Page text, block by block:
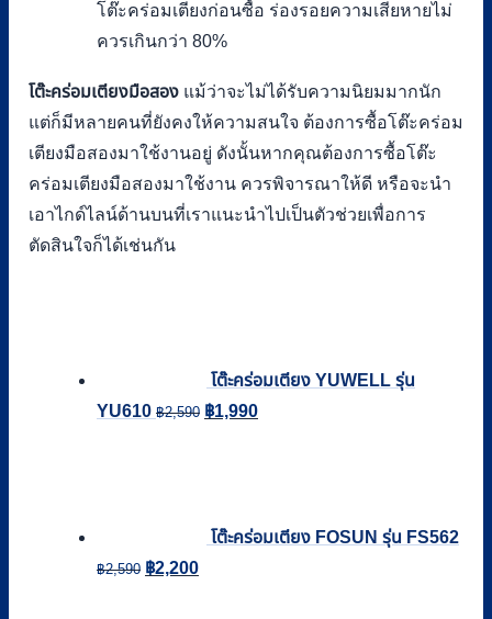
โต๊ะคร่อมเตียงก่อนซื้อ ร่องรอยความเสียหายไม่
ควรเกินกว่า 80%
โต๊ะคร่อมเตียงมือสอง แม้ว่าจะไม่ได้รับความนิยมมากนัก
แต่ก็มีหลายคนที่ยังคงให้ความสนใจ ต้องการซื้อโต๊ะคร่อม
เตียงมือสองมาใช้งานอยู่ ดังนั้นหากคุณต้องการซื้อโต๊ะ
คร่อมเตียงมือสองมาใช้งาน ควรพิจารณาให้ดี หรือจะนำ
เอาไกด์ไลน์ด้านบนที่เราแนะนำไปเป็นตัวช่วยเพื่อการ
ตัดสินใจก็ได้เช่นกัน
โต๊ะคร่อมเตียง YUWELL รุ่น
YU610 ฿2,590 Original
฿1,990Current
โต๊ะคร่อมเตียง FOSUN รุ่น FS562
฿2,590 Original
฿2,200Current